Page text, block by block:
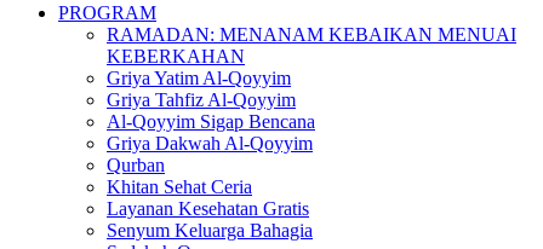
PROGRAM
RAMADAN: MENANAM KEBAIKAN MENUAI
KEBERKAHAN
Griya Yatim Al-Qoyyim
Griya Tahfiz Al-Qoyyim
Al-Qoyyim Sigap Bencana
Griya Dakwah Al-Qoyyim
Qurban
Khitan Sehat Ceria
Layanan Kesehatan Gratis
Senyum Keluarga Bahagia